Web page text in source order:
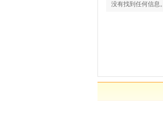
没有找到任何信息。